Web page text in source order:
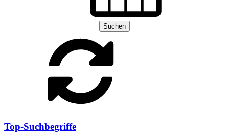
Suchen
Top-Suchbegriffe